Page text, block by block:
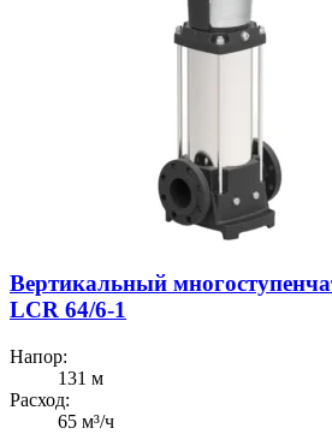
Вертикальный
LCR 64/6-1
Напор:
131 м
Расход:
65 м³/ч